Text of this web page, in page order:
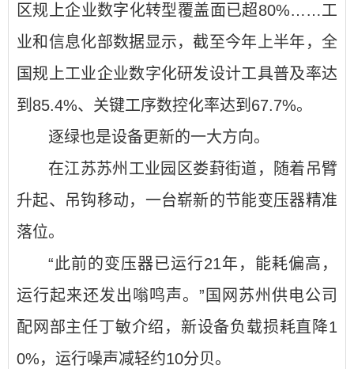
区规上企业数字化转型覆盖面已超80%……工
业和信息化部数据显示，截至今年上半年，全
国规上工业企业数字化研发设计工具普及率达
到85.4%、关键工序数控化率达到67.7%。
逐绿也是设备更新的一大方向。
在江苏苏州工业园区娄葑街道，随着吊臂
升起、吊钩移动，一台崭新的节能变压器精准
落位。
“此前的变压器已运行21年，能耗偏高，
运行起来还发出嗡鸣声。”国网苏州供电公司
配网部主任丁敏介绍，新设备负载损耗直降1
0%，运行噪声减轻约10分贝。